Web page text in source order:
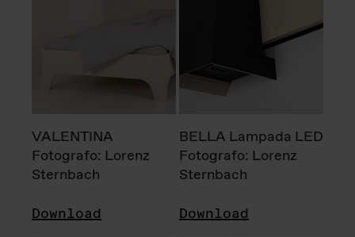
VALENTINA
Fotografo: Lorenz
Sternbach
Download
BELLA Lampada LED
Fotografo: Lorenz
Sternbach
Download